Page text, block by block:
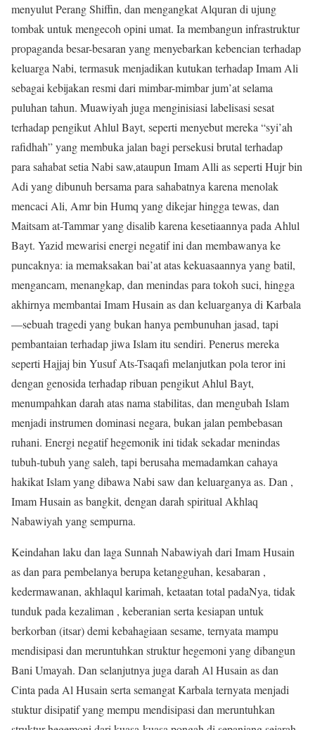
menyulut Perang Shiffin, dan mengangkat Alquran di ujung
tombak untuk mengecoh opini umat. Ia membangun infrastruktur
propaganda besar-besaran yang menyebarkan kebencian terhadap
keluarga Nabi, termasuk menjadikan kutukan terhadap Imam Ali
sebagai kebijakan resmi dari mimbar-mimbar jum’at selama
puluhan tahun. Muawiyah juga menginisiasi labelisasi sesat
terhadap pengikut Ahlul Bayt, seperti menyebut mereka “syi’ah
rafidhah” yang membuka jalan bagi persekusi brutal terhadap
para sahabat setia Nabi saw,ataupun Imam Alli as seperti Hujr bin
Adi yang dibunuh bersama para sahabatnya karena menolak
mencaci Ali, Amr bin Humq yang dikejar hingga tewas, dan
Maitsam at-Tammar yang disalib karena kesetiaannya pada Ahlul
Bayt. Yazid mewarisi energi negatif ini dan membawanya ke
puncaknya: ia memaksakan bai’at atas kekuasaannya yang batil,
mengancam, menangkap, dan menindas para tokoh suci, hingga
akhirnya membantai Imam Husain as dan keluarganya di Karbala
—sebuah tragedi yang bukan hanya pembunuhan jasad, tapi
pembantaian terhadap jiwa Islam itu sendiri. Penerus mereka
seperti Hajjaj bin Yusuf Ats-Tsaqafi melanjutkan pola teror ini
dengan genosida terhadap ribuan pengikut Ahlul Bayt,
menumpahkan darah atas nama stabilitas, dan mengubah Islam
menjadi instrumen dominasi negara, bukan jalan pembebasan
ruhani. Energi negatif hegemonik ini tidak sekadar menindas
tubuh-tubuh yang saleh, tapi berusaha memadamkan cahaya
hakikat Islam yang dibawa Nabi saw dan keluarganya as. Dan ,
Imam Husain as bangkit, dengan darah spiritual Akhlaq
Nabawiyah yang sempurna.
Keindahan laku dan laga Sunnah Nabawiyah dari Imam Husain
as dan para pembelanya berupa ketangguhan, kesabaran ,
kedermawanan, akhlaqul karimah, ketaatan total padaNya, tidak
tunduk pada kezaliman , keberanian serta kesiapan untuk
berkorban (itsar) demi kebahagiaan sesame, ternyata mampu
mendisipasi dan meruntuhkan struktur hegemoni yang dibangun
Bani Umayah. Dan selanjutnya juga darah Al Husain as dan
Cinta pada Al Husain serta semangat Karbala ternyata menjadi
stuktur disipatif yang mempu mendisipasi dan meruntuhkan